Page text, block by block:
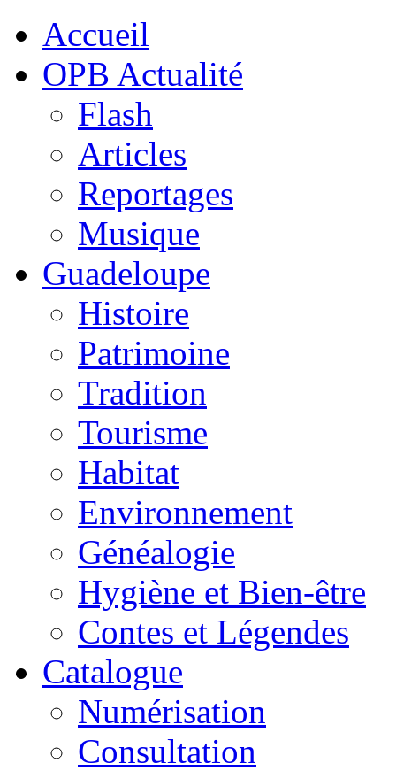
Accueil
OPB Actualité
Flash
Articles
Reportages
Musique
Guadeloupe
Histoire
Patrimoine
Tradition
Tourisme
Habitat
Environnement
Généalogie
Hygiène et Bien-être
Contes et Légendes
Catalogue
Numérisation
Consultation